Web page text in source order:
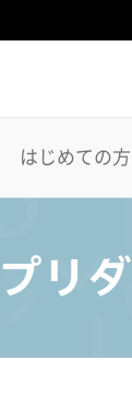
はじめての方